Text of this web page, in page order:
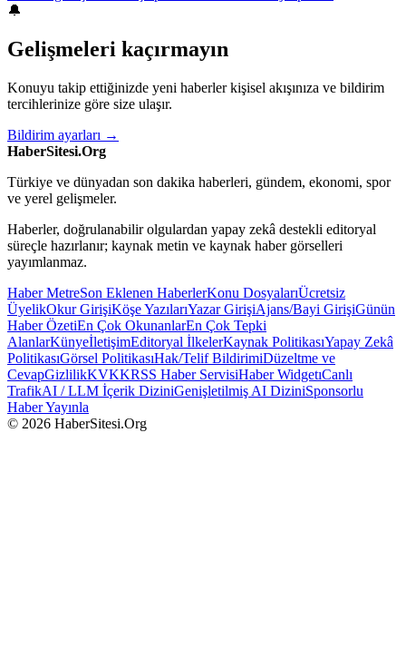
🔔
Gelişmeleri kaçırmayın
Konuyu takip ettiğinizde yeni haberler kişisel akışınıza ve bildirim
tercihlerinize göre size ulaşır.
Bildirim ayarları →
HaberSitesi.Org
Türkiye ve dünyadan son dakika haberleri, gündem, ekonomi, spor
ve yerel gelişmeler.
Haberler, doğrulanabilir olgulardan yapay zekâ destekli editoryal
süreçle hazırlanır; kaynak metin ve kaynak haber görselleri
yayımlanmaz.
Haber MetreSon Eklenen HaberlerKonu DosyalarıÜcretsiz
ÜyelikOkur GirişiKöşe YazılarıYazar GirişiAjans/Bayi GirişiGünün
Haber ÖzetiEn Çok OkunanlarEn Çok Tepki
AlanlarKünyeİletişimEditoryal İlkelerKaynak PolitikasıYapay Zekâ
PolitikasıGörsel PolitikasıHak/Telif BildirimiDüzeltme ve
CevapGizlilikKVKKRSS Haber ServisiHaber WidgetıCanlı
TrafikAI / LLM İçerik DiziniGenişletilmiş AI DiziniSponsorlu
Haber Yayınla
© 2026 HaberSitesi.Org